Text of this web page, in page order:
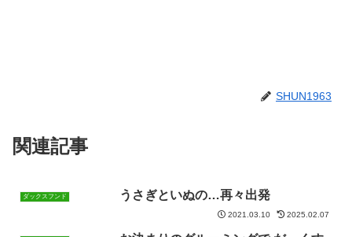
SHUN1963
関連記事
ダックスフンド うさぎといぬの…再々出発
2021.03.10 2025.02.07